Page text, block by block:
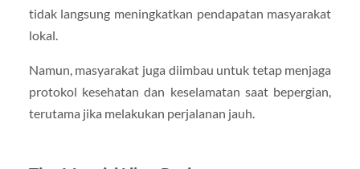
tidak langsung meningkatkan pendapatan masyarakat
lokal.
Namun, masyarakat juga diimbau untuk tetap menjaga
protokol kesehatan dan keselamatan saat bepergian,
terutama jika melakukan perjalanan jauh.